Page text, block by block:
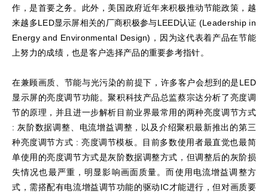
作，是首要之务。此外，美国政府近年来积极推动节能政策，越
来越多LED显示屏相关的厂商积极参与LEED认证 (Leadership in
Energy and Environmental Design)，因为这代表着产品在节能
上努力的成绩，也是客户选择产品的重要参考指针。
在兼顾画质、节能与光污染的前提下，许多客户会想到的是LED
显示屏的亮度调节功能。聚积科技产品总监蔡宗达分析了亮度调
节的原理，并且进一步解析目前业界最常用的两种亮度调节方式
: 灰阶数据调整、电流增益调整，以及介绍聚积最新推出的第三
种亮度调节方式 : 亮度调节模板。目前多数使用者最直觉也最简
单使用的亮度调节方式是灰阶数据调整方式，但调整后的灰阶损
失情况也最严重，明显影响画面质量。而使用电流增益调整方
式，需搭配有电流增益调节功能的驱动IC才能进行，但对画质要